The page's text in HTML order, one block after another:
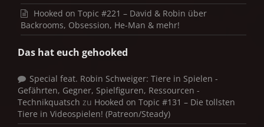
Hooked on Topic #221 – David & Robin über
Backrooms, Obsession, He-Man & mehr!
Das hat euch gehooked
Special feat. Robin Schweiger: Tiere in Spielen -
Gefährten, Gegner, Spielfiguren, Ressourcen -
Technikquatsch zu Hooked on Topic #131 – Die tollsten
Tiere in Videospielen! (Patreon/Steady)